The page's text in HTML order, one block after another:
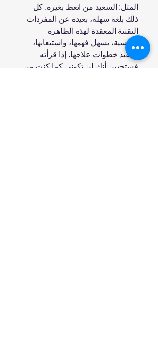
المثل: السعيد من اتعظ بغيره. كل
ذلك بلغة سهلة، بعيدة عن المفردات
التقنية المعقدة لهذه الظاهرة
النفسية، يسهل فهمها، واستيعابها،
وتنفيذ خطوات علاجها. إذا قرأته
فستجدين أنك لن تكوني كما كنت من